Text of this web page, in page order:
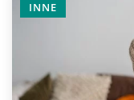
WYPOCZYNEK I